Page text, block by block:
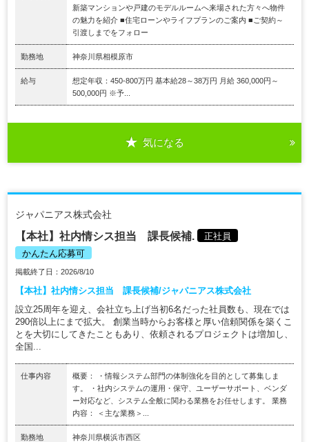
新築マンションや戸建のモデルルームへ来場された方々へ物件
の魅力を紹介 ■住宅ローンやライフプランのご案内 ■ご契約～
引渡しまでをフォロー
勤務地 神奈川県相模原市
給与
想定年収：450-800万円 基本給28～38万円 月給 360,000円～
500,000円 ※予...
気になる
ジャパニアス株式会社
【本社】社内情シス担当 課長候補.
正社員
かんたん応募可
掲載終了日：2026/8/10
【本社】社内情シス担当 課長候補/ジャパニアス株式会社
設立25周年を迎え、会社立ち上げ当初6名だった社員数も、現在では
290倍以上にまで拡大。 創業当時からお客様と厚い信頼関係を築くこ
とを大切にしてきたこともあり、依頼されるプロジェクトは増加し、
全国...
仕事内容
概要： ・情報システム部門の体制強化を目的として募集しま
す。 ・社内システムの運用・保守、ユーザーサポート、ベンダ
ー対応など、システム全般に関わる業務をお任せします。 業務
内容： ＜主な業務＞...
勤務地 神奈川県横浜市西区